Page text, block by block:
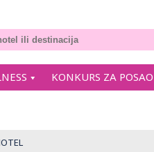
KONKURS ZA POSAO